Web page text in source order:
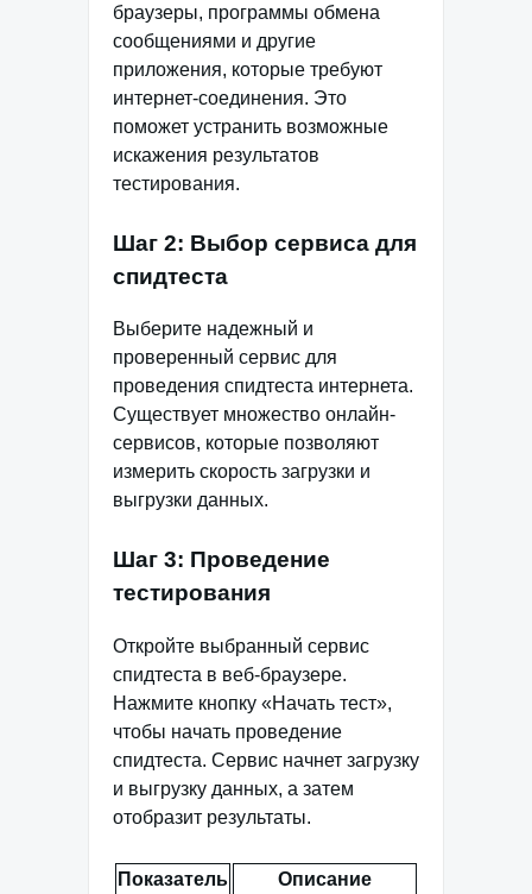
браузеры, программы обмена
сообщениями и другие
приложения, которые требуют
интернет-соединения. Это
поможет устранить возможные
искажения результатов
тестирования.
Шаг 2: Выбор сервиса для
спидтеста
Выберите надежный и
проверенный сервис для
проведения спидтеста интернета.
Существует множество онлайн-
сервисов, которые позволяют
измерить скорость загрузки и
выгрузки данных.
Шаг 3: Проведение
тестирования
Откройте выбранный сервис
спидтеста в веб-браузере.
Нажмите кнопку «Начать тест»,
чтобы начать проведение
спидтеста. Сервис начнет загрузку
и выгрузку данных, а затем
отобразит результаты.
Показатель Описание